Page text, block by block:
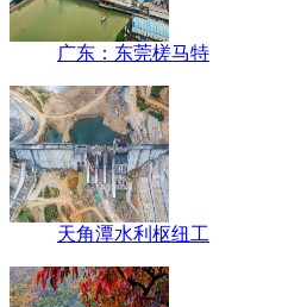
广东：东莞槎马特
天角潭水利枢纽工